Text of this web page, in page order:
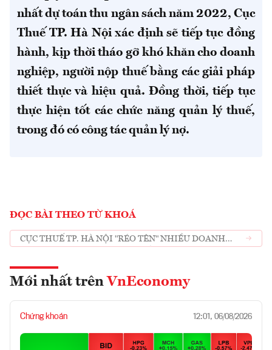
nhất dự toán thu ngân sách năm 2022, Cục
Thuế TP. Hà Nội xác định sẽ tiếp tục đồng
hành, kịp thời tháo gỡ khó khăn cho doanh
nghiệp, người nộp thuế bằng các giải pháp
thiết thực và hiệu quả. Đồng thời, tiếp tục
thực hiện tốt các chức năng quản lý thuế,
trong đó có công tác quản lý nợ.
ĐỌC BÀI THEO TỪ KHOÁ
CỤC THUẾ TP. HÀ NỘI "RÉO TÊN" NHIỀU DOANH
Mới nhất trên VnEconomy
Chứng khoán 12:01, 06/08/2026